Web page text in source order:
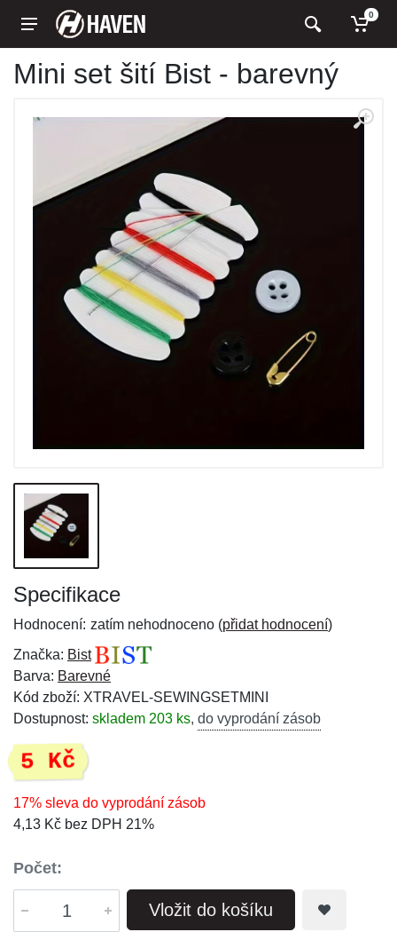
0
Mini set šití Bist - barevný
Specifikace
Hodnocení: zatím nehodnoceno (přidat hodnocení)
Značka: Bist
Barva: Barevné
Kód zboží: XTRAVEL-SEWINGSETMINI
Dostupnost: skladem 203 ks, do vyprodání zásob
5 Kč
17% sleva do vyprodání zásob
4,13 Kč bez DPH 21%
Počet:
Vložit do košíku